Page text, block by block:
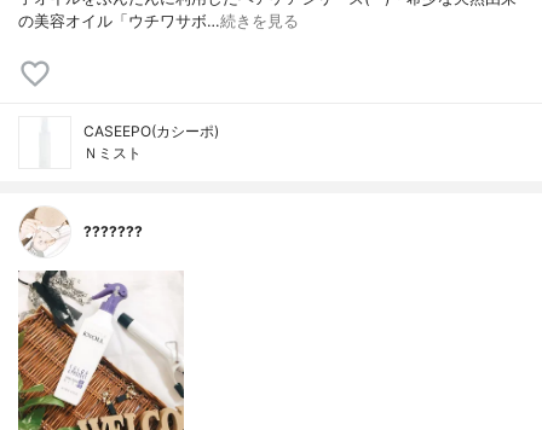
の美容オイル「ウチワサボ…続きを見る
CASEEPO(カシーポ)
Ｎミスト
???????